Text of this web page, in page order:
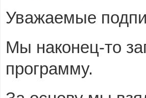
Уважаемые
Мы наконец-то
программу.